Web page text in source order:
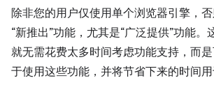
除非您的用户仅使用单个浏览器引擎，
“新推出”功能，尤其是“广泛提供”功能。
就无需花费太多时间考虑功能支持，而
于使用这些功能，并将节省下来的时间用